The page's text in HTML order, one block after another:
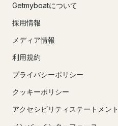
Getmyboatについて
採用情報
メディア情報
利用規約
プライバシーポリシー
クッキーポリシー
アクセシビリティステートメント